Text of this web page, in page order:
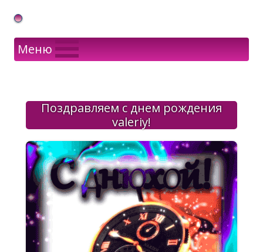
Gif Открытки в подарок
Меню
Поздравляем с днем рождения
valeriy!